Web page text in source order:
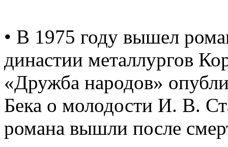
• В 1975 году вышел
династии металлургов
«Дружба народов»
Бека о молодости И. В.
романа вышли после